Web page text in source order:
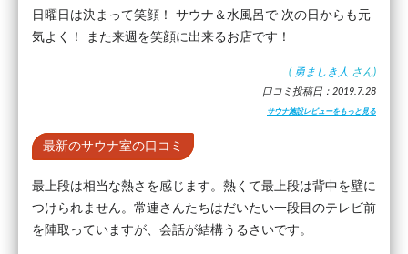
日曜日は決まって笑顔！ サウナ＆水風呂で 次の日からも元
気よく！ また来週を笑顔に出来るお店です！
( 勇ましき人 さん)
口コミ投稿日：2019.7.28
サウナ施設レビューをもっと見る
最新のサウナ室の口コミ
最上段は相当な熱さを感じます。熱くて最上段は背中を壁に
つけられません。常連さんたちはだいたい一段目のテレビ前
を陣取っていますが、会話が結構うるさいです。